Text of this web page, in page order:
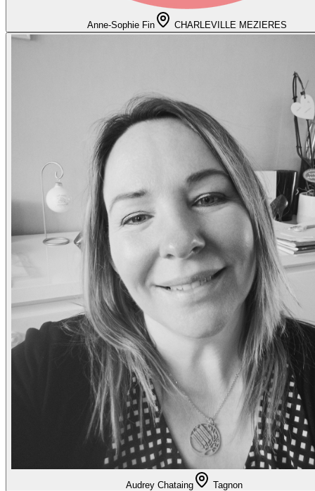
Anne-Sophie Fin CHARLEVILLE MEZIERES
Audrey Chataing Tagnon